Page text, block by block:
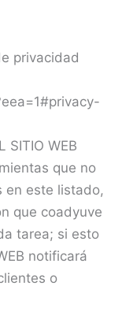
privacidad
SITIO WEB
que no
en este listado,
que coadyuve
tarea; si esto
notificará
o